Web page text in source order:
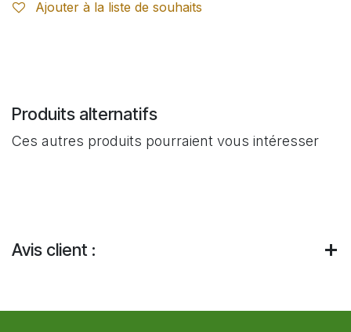
Ajouter à la liste de souhaits
Produits alternatifs
Ces autres produits pourraient vous intéresser
Avis client :